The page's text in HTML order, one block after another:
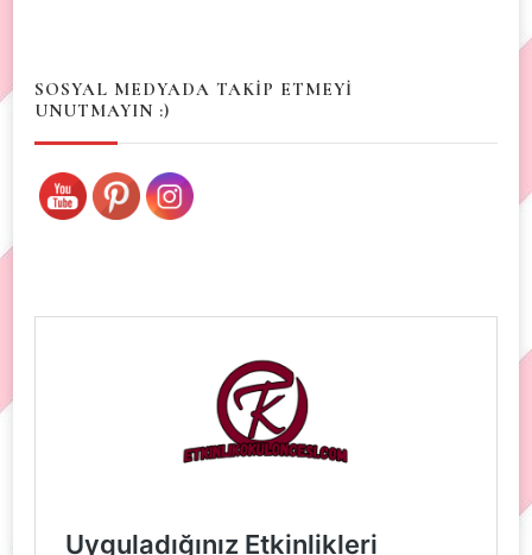
SOSYAL MEDYADA TAKİP ETMEYİ
UNUTMAYIN :)